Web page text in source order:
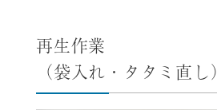
再生作業
（袋入れ・タタミ直し）